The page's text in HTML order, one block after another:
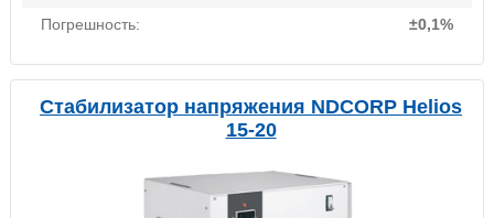
Погрешность:
±0,1%
Стабилизатор напряжения NDCORP Helios
15-20